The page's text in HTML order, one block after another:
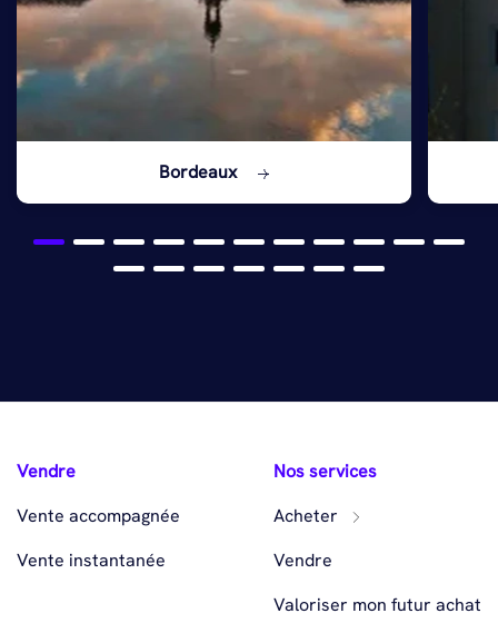
Bordeaux
Vendre
Vente accompagnée
Vente instantanée
Nos services
Acheter
Vendre
Valoriser mon futur achat